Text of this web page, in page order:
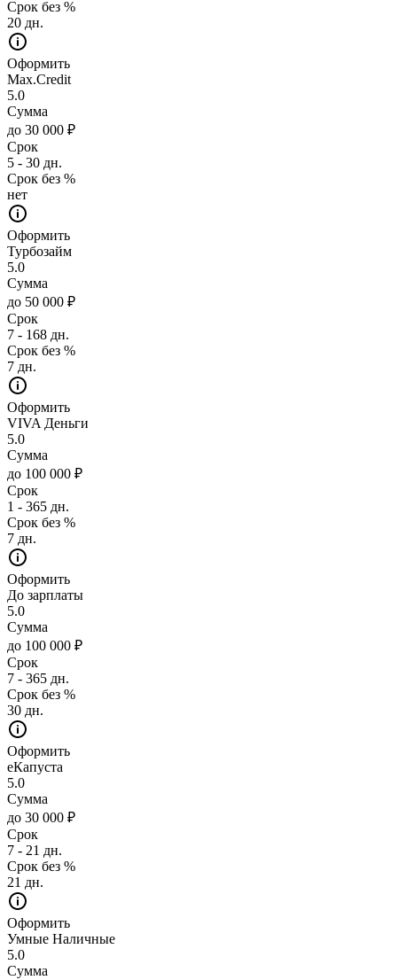
Срок без %
20 дн.
Оформить
Max.Credit
5.0
Сумма
до 30 000 ₽
Срок
5 - 30 дн.
Срок без %
нет
Оформить
Турбозайм
5.0
Сумма
до 50 000 ₽
Срок
7 - 168 дн.
Срок без %
7 дн.
Оформить
VIVA Деньги
5.0
Сумма
до 100 000 ₽
Срок
1 - 365 дн.
Срок без %
7 дн.
Оформить
До зарплаты
5.0
Сумма
до 100 000 ₽
Срок
7 - 365 дн.
Срок без %
30 дн.
Оформить
еКапуста
5.0
Сумма
до 30 000 ₽
Срок
7 - 21 дн.
Срок без %
21 дн.
Оформить
Умные Наличные
5.0
Сумма